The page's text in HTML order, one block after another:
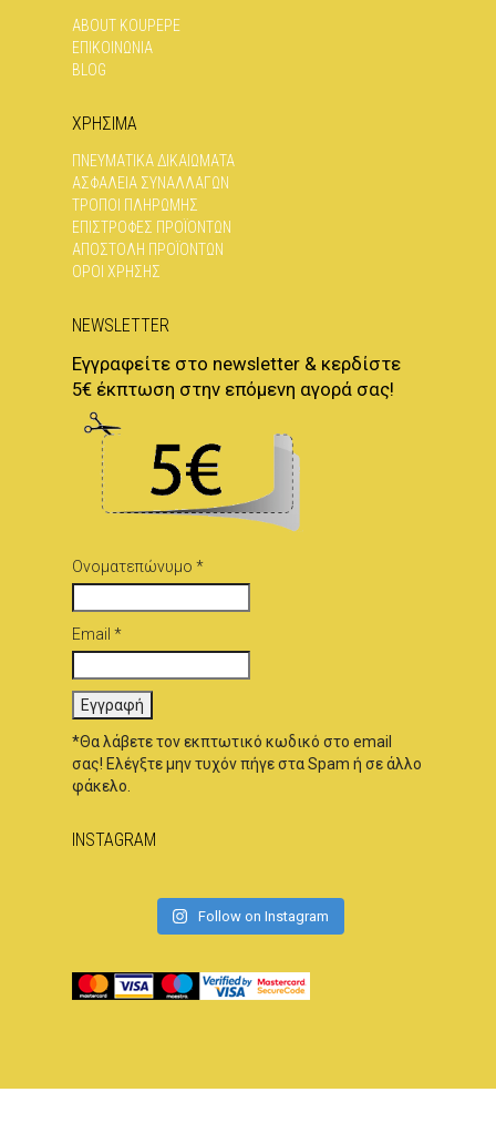
ABOUT KOUPEPE
ΕΠΙΚΟΙΝΩΝΊΑ
BLOG
ΧΡΗΣΙΜΑ
ΠΝΕΥΜΑΤΙΚΆ ΔΙΚΑΙΏΜΑΤΑ
ΑΣΦΆΛΕΙΑ ΣΥΝΑΛΛΑΓΏΝ
ΤΡΌΠΟΙ ΠΛΗΡΩΜΉΣ
ΕΠΙΣΤΡΟΦΈΣ ΠΡΟΪΌΝΤΩΝ
ΑΠΟΣΤΟΛΉ ΠΡΟΪΌΝΤΩΝ
ΌΡΟΙ ΧΡΉΣΗΣ
NEWSLETTER
Εγγραφείτε στο newsletter & κερδίστε
5€ έκπτωση στην επόμενη αγορά σας!
Ονοματεπώνυμο *
Email *
*Θα λάβετε τον εκπτωτικό κωδικό στο email
σας! Ελέγξτε μην τυχόν πήγε στα Spam ή σε άλλο
φάκελο.
INSTAGRAM
Follow on Instagram